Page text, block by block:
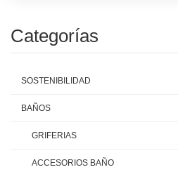
Categorías
SOSTENIBILIDAD
BAÑOS
GRIFERIAS
ACCESORIOS BAÑO